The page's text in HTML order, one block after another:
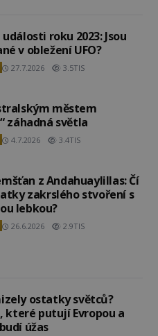
roku 2023: Jsou
v obležení UFO?
27.7.2026 3.5TIS
městem
záhadná světla
4.7.2026 3.4TIS
z Andahuaylillas: Čí
zakrslého stvoření s
lebkou?
26.6.2026 2.9TIS
ostatky světců?
které putují Evropou a
úžas